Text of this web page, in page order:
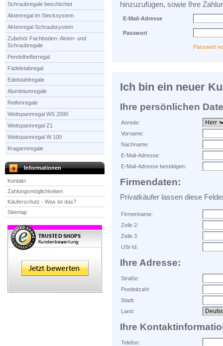
Schraubregale beschichtet
Aktenregal im Stecksystem
Aktenregal Schraubsystem
Zubehör Fachboden- Akten- und
Schraubregale
Pendelhefterregal
Fädelstabregal
Edelstahlregale
Aluminiumregale
Reifenregale
Weitspannregal WS 2000
Weitspannregal Z1
Weitspannregal W 100
Kragarmregale
Informationen
Kontakt
Zahlungsmöglichkeiten
Käuferschutz - Was ist das?
Sitemap
hinzuzufügen, sowie Ihre
E-Mail-Adresse
Passwort
Passwort
Ich bin ein neuer
Ihre persönlichen
Anrede:
Vorname:
Nachname:
E-Mail-Adresse:
E-Mail-Adresse bestätigen:
Firmendaten:
Privatkäufer lassen diese
Firmenname:
Zeile 2:
Zeile 3:
USt-Id:
Ihre Adresse:
Straße:
Postleitzahl:
Stadt:
Land:
Ihre
Telefon: